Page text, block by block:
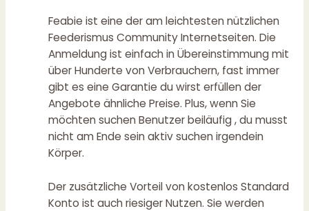
Feabie ist eine der am leichtesten nützlichen
Feederismus Community Internetseiten. Die
Anmeldung ist einfach in Übereinstimmung mit
über Hunderte von Verbrauchern, fast immer
gibt es eine Garantie du wirst erfüllen der
Angebote ähnliche Preise. Plus, wenn Sie
möchten suchen Benutzer beiläufig , du musst
nicht am Ende sein aktiv suchen irgendein
Körper.
Der zusätzliche Vorteil von kostenlos Standard
Konto ist auch riesiger Nutzen. Sie werden